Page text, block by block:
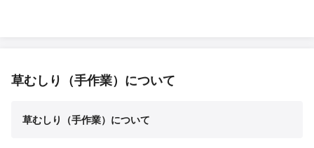
草むしり（手作業）について
草むしり（手作業）について